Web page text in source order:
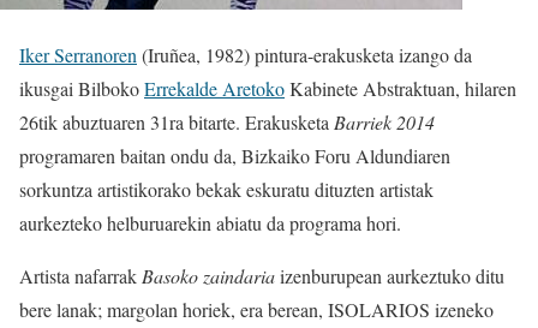
Iker Serranoren (Iruñea, 1982) pintura-erakusketa izango da
ikusgai BilbokoErrekalde AretokoKabinete Abstraktuan, hilaren
26tik abuztuaren 31ra bitarte. Erakusketa Barriek 2014
programaren baitan ondu da, Bizkaiko Foru Aldundiaren
sorkuntza artistikorako bekak eskuratu dituzten artistak
aurkezteko helburuarekin abiatu da programa hori.
Artista nafarrak Basoko zaindariaizenburupean aurkeztuko ditu
bere lanak; margolan horiek, era berean, ISOLARIOS izeneko